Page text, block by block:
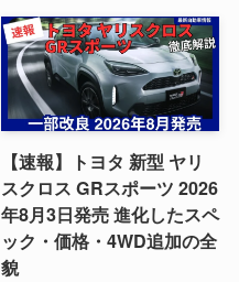
【速報】トヨタ 新型 ヤリ
スクロス GRスポーツ 2026
年8月3日発売 進化したスペ
ック・価格・4WD追加の全
貌